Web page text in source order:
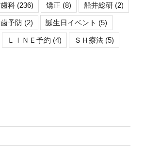
歯科 (236) 矯正 (8) 船井総研 (2)
予防 (2) 誕生日イベント (5)
ＬＩＮＥ予約 (4) ＳＨ療法 (5)